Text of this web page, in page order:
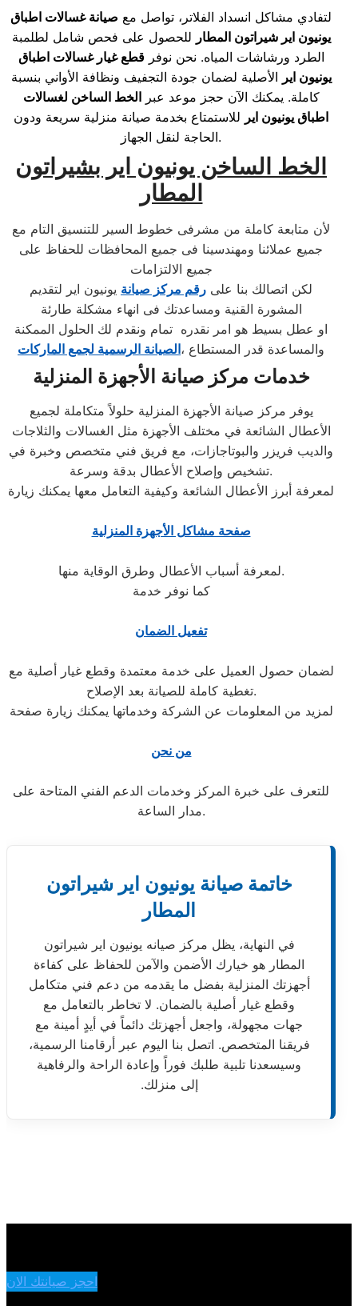
لتفادي مشاكل انسداد الفلاتر، تواصل مع صيانة غسالات اطباق
يونيون اير شيراتون المطار للحصول على فحص شامل لطلمبة
الطرد ورشاشات المياه. نحن نوفرقطع غيار غسالات اطباق
يونيون اير الأصلية لضمان جودة التجفيف ونظافة الأواني بنسبة
كاملة. يمكنك الآن حجز موعد عبرالخط الساخن لغسالات
اطباق يونيون اير للاستمتاع بخدمة صيانة منزلية سريعة ودون
الحاجة لنقل الجهاز.
الخط الساخن يونيون اير بشيراتون
المطار
لأن متابعة كاملة من مشرفى خطوط السير للتنسيق التام مع
جميع عملائنا ومهندسينا فى جميع المحافظات للحفاظ على
جميع الالتزامات
لكن اتصالك بنا على رقم مركز صيانة يونيون اير لتقديم
المشورة القنية ومساعدتك فى انهاء مشكلة طارئة
او عطل بسيط هو امر نقدره تمام ونقدم لك الحلول الممكنة
والمساعدة قدر المستطاع ،الصيانة الرسمية لجمع الماركات
خدمات مركز صيانة الأجهزة المنزلية
يوفر مركز صيانة الأجهزة المنزلية حلولاً متكاملة لجميع
الأعطال الشائعة في مختلف الأجهزة مثل الغسالات والثلاجات
والديب فريزر والبوتاجازات، مع فريق فني متخصص وخبرة في
تشخيص وإصلاح الأعطال بدقة وسرعة.
لمعرفة أبرز الأعطال الشائعة وكيفية التعامل معها يمكنك زيارة
صفحة مشاكل الأجهزة المنزلية
لمعرفة أسباب الأعطال وطرق الوقاية منها.
كما نوفر خدمة
تفعيل الضمان
لضمان حصول العميل على خدمة معتمدة وقطع غيار أصلية مع
تغطية كاملة للصيانة بعد الإصلاح.
لمزيد من المعلومات عن الشركة وخدماتها يمكنك زيارة صفحة
من نحن
للتعرف على خبرة المركز وخدمات الدعم الفني المتاحة على
مدار الساعة.
خاتمة صيانة يونيون اير شيراتون
المطار
في النهاية، يظل مركز صيانه يونيون اير شيراتون
المطار هو خيارك الأضمن والآمن للحفاظ على كفاءة
أجهزتك المنزلية بفضل ما يقدمه من دعم فني متكامل
وقطع غيار أصلية بالضمان. لا تخاطر بالتعامل مع
جهات مجهولة، واجعل أجهزتك دائماً في أيدٍ أمينة مع
فريقنا المتخصص. اتصل بنا اليوم عبر أرقامنا الرسمية،
وسيسعدنا تلبية طلبك فوراً وإعادة الراحة والرفاهية
إلى منزلك.
احجز صيانتك الان